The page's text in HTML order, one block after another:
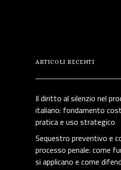
ARTICOLI RECENTI
Il diritto al silenzio nel
italiano: fondamento
pratica e uso strategico
Sequestro preventivo e
processo penale: come
si applicano e come